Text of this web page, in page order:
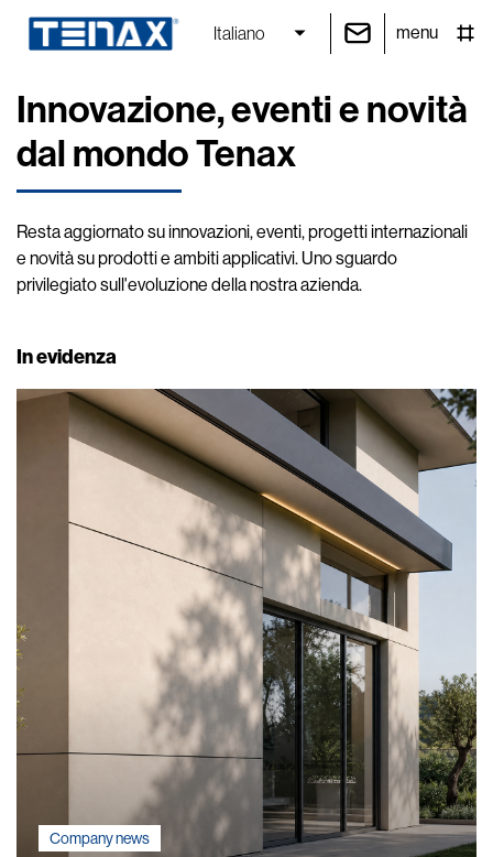
Italiano menu
Innovazione, eventi e novità
dal mondo Tenax
Resta aggiornato su innovazioni, eventi, progetti internazionali
e novità su prodotti e ambiti applicativi. Uno sguardo
privilegiato sull'evoluzione della nostra azienda.
In evidenza
Company news